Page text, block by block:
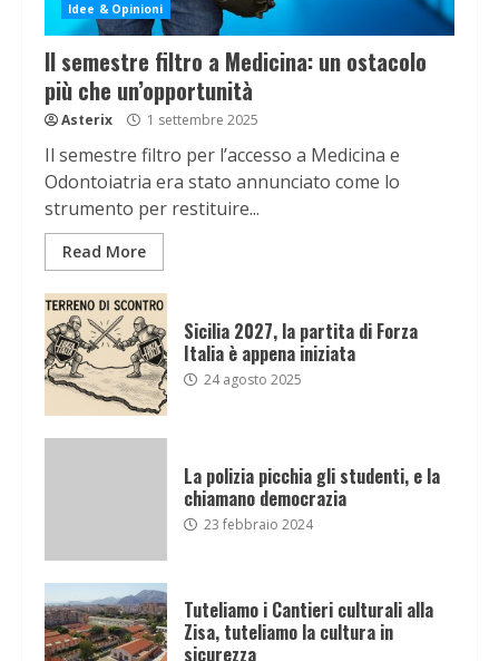
Idee & Opinioni
Il semestre filtro a Medicina: un ostacolo
più che un’opportunità
Asterix 1 settembre 2025
Il semestre filtro per l’accesso a Medicina e
Odontoiatria era stato annunciato come lo
strumento per restituire...
Read More
Sicilia 2027, la partita di Forza
Italia è appena iniziata
24 agosto 2025
La polizia picchia gli studenti, e la
chiamano democrazia
23 febbraio 2024
Tuteliamo i Cantieri culturali alla
Zisa, tuteliamo la cultura in
sicurezza